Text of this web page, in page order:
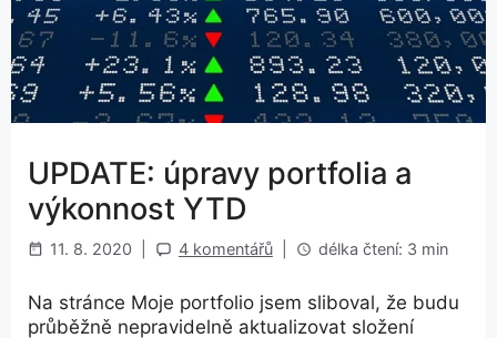
UPDATE: úpravy portfolia a
výkonnost YTD
11. 8. 2020 4 komentářů délka čtení: 3 min
Na stránce Moje portfolio jsem sliboval, že budu
průběžně nepravidelně aktualizovat složení